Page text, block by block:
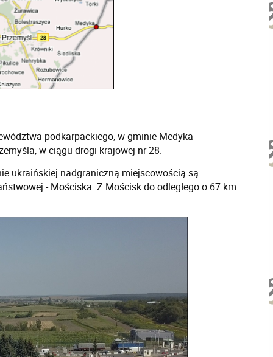
podkarpackiego, w gminie Medyka
w ciągu drogi krajowej nr 28.
ukraińskiej nadgraniczną miejscowością są
- Mościska. Z Mościsk do odległego o 67 km